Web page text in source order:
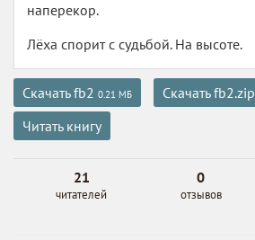
наперекор.
Лёха спорит с судьбой. На высоте.
Скачать fb2 0.21 МБ Скачать fb2.zip
Читать книгу
21
читателей
0
отзывов